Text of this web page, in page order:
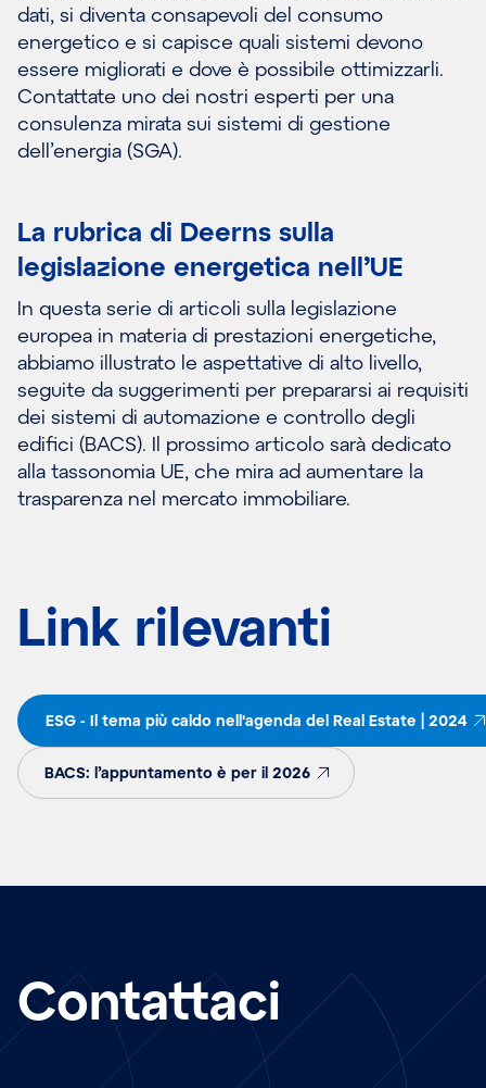
dati, si diventa consapevoli del consumo
energetico e si capisce quali sistemi devono
essere migliorati e dove è possibile ottimizzarli.
Contattate uno dei nostri esperti per una
consulenza mirata sui sistemi di gestione
dell’energia (SGA).
La rubrica di Deerns sulla
legislazione energetica nell’UE
In questa serie di articoli sulla legislazione
europea in materia di prestazioni energetiche,
abbiamo illustrato le aspettative di alto livello,
seguite da suggerimenti per prepararsi ai requisiti
dei sistemi di automazione e controllo degli
edifici (BACS). Il prossimo articolo sarà dedicato
alla tassonomia UE, che mira ad aumentare la
trasparenza nel mercato immobiliare.
Link rilevanti
ESG - Il tema più caldo nell'agenda del Real Estate | 2024
BACS: l’appuntamento è per il 2026
Contattaci